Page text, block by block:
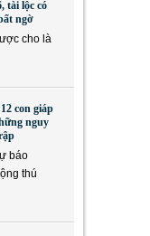
tài lộc có
ngờ
cho là
con giáp
nguy
báo
thú